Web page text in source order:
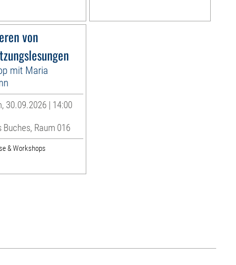
von
mit Maria
30.09.2026 | 14:00
Buches, Raum 016
& Workshops